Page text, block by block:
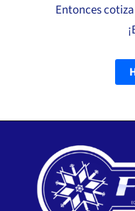
Entonces